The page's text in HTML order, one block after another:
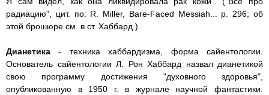
радиацию", цит. по: R. Miller, Bare-Faced Messiah... p. 296; об
этой брошюре см. в ст. Хаббард.)
Дианетика - техника хаббардизма, форма сайентологии.
Основатель сайентологии Л. Рон Хаббард назвал дианетикой
свою программу достижения "духовного здоровья",
опубликованную в 1950 г. в журнале научной фантастики.